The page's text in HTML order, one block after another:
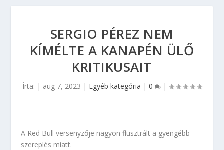
SERGIO PÉREZ NEM
KÍMÉLTE A KANAPÉN ÜLŐ
KRITIKUSAIT
Írta: | aug 7, 2023 | Egyéb kategória | 0 |
A Red Bull versenyzője nagyon flusztrált a gyengébb
szereplés miatt.